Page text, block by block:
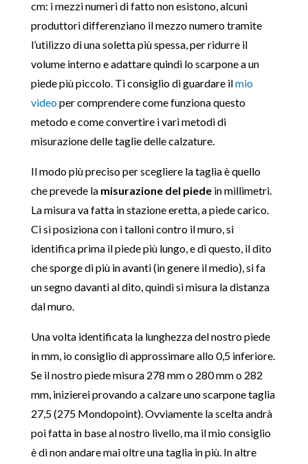
cm: i mezzi numeri di fatto non esistono, alcuni
produttori differenziano il mezzo numero tramite
l’utilizzo di una soletta più spessa, per ridurre il
volume interno e adattare quindi lo scarpone a un
piede più piccolo. Ti consiglio di guardare ilmio
videoper comprendere come funziona questo
metodo e come convertire i vari metodi di
misurazione delle taglie delle calzature.
Il modo più preciso per scegliere la taglia è quello
che prevede la misurazione del piedein millimetri.
La misura va fatta in stazione eretta, a piede carico.
Ci si posiziona con i talloni contro il muro, si
identifica prima il piede più lungo, e di questo, il dito
che sporge di più in avanti (in genere il medio), si fa
un segno davanti al dito, quindi si misura la distanza
dal muro.
Una volta identificata la lunghezza del nostro piede
in mm, io consiglio di approssimare allo 0,5 inferiore.
Se il nostro piede misura 278 mm o 280 mm o 282
mm, inizierei provando a calzare uno scarpone taglia
27,5 (275 Mondopoint). Ovviamente la scelta andrà
poi fatta in base al nostro livello, ma il mio consiglio
è di non andare mai oltre una taglia in più. In altre